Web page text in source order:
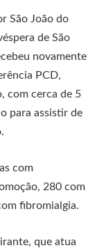
São João do
de São
novamente
PCD,
com cerca de 5
para assistir de
com
280 com
fibromialgia.
que atua